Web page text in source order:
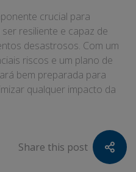
crucial para
resiliente e capaz de
desastrosos. Com um
riscos e um plano de
bem preparada para
qualquer impacto da
Share this post